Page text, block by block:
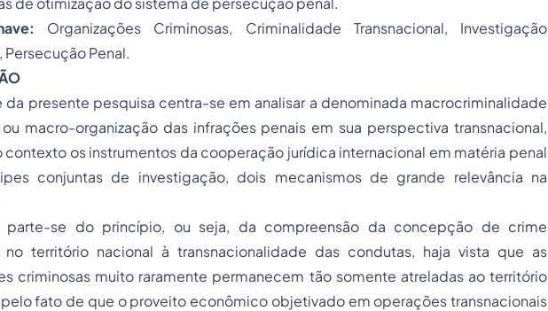
Organizações Criminosas, Criminalidade Transnacional, Investigação
Penal.
da presente pesquisa centra-se em analisar a denominada macrocriminalidade
ou macro-organização das infrações penais em sua perspectiva transnacional,
contexto os instrumentos da cooperação jurídica internacional em matéria penal
conjuntas de investigação, dois mecanismos de grande relevância na
parte-se do princípio, ou seja, da compreensão da concepção de crime
no território nacional à transnacionalidade das condutas, haja vista que as
criminosas muito raramente permanecem tão somente atreladas ao território
fato de que o proveito econômico objetivado em operações transnacionais